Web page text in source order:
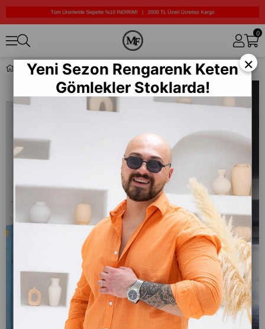
0
Triko Kumaş Polo Yaka Sweat/Jogger Takım (TKK01) ×
Yeni Sezon Rengarenk Keten
Gömlekler Stoklarda!